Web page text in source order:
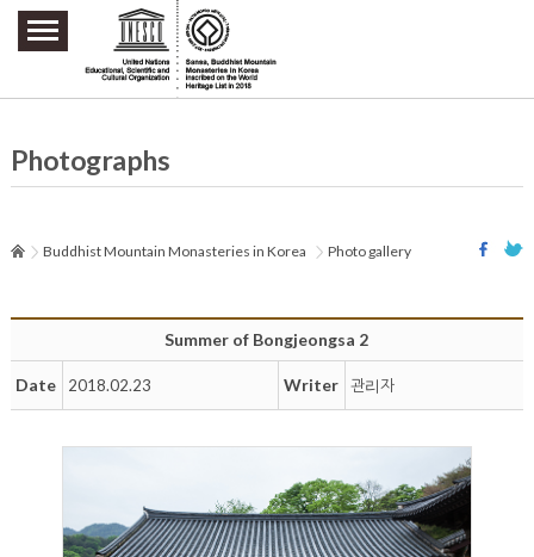
주요메뉴 바로가기
본문 바로가기
하단메뉴 바로가기
Photographs
Buddhist Mountain Monasteries in Korea Photo gallery
Summer of Bongjeongsa 2
Date 2018.02.23 Writer 관리자